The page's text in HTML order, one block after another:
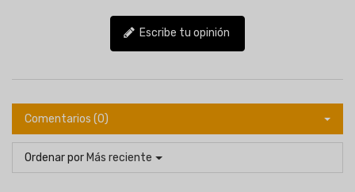
Escribe tu opinión
Comentarios (0)
Ordenar por Más reciente